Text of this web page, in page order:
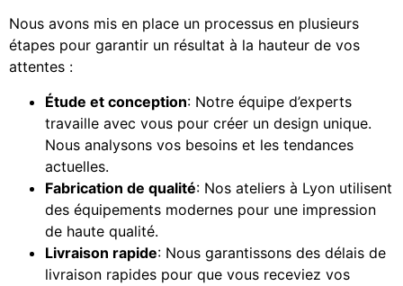
Nous avons mis en place un processus en plusieurs
étapes pour garantir un résultat à la hauteur de vos
attentes :
Étude et conception: Notre équipe d’experts
travaille avec vous pour créer un design unique.
Nous analysons vos besoins et les tendances
actuelles.
Fabrication de qualité: Nos ateliers à Lyon utilisent
des équipements modernes pour une impression
de haute qualité.
Livraison rapide: Nous garantissons des délais de
livraison rapides pour que vous receviez vos